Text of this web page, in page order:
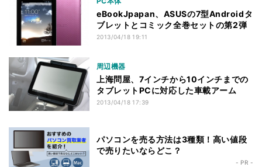
eBookJpapan、ASUSの7型Androidタ
ブレットとコミック全巻セットの第2弾
2013/04/18 19:11
周辺機器
上海問屋、7インチから10インチまでの
タブレットPCに対応した車載アーム
2013/04/18 17:39
パソコンを売る方法は3種類！高い値段
で売りたいならどこ？
- PR -